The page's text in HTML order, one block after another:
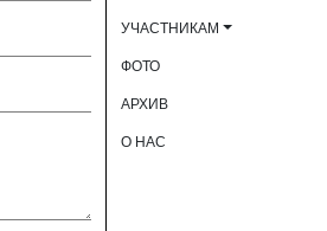
УЧАСТНИКАМ
ФОТО
АРХИВ
О НАС